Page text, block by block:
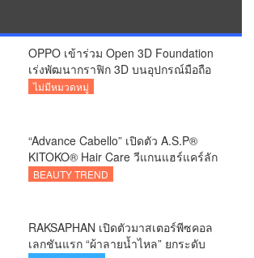
OPPO เข้าร่วม Open 3D Foundation
เร่งพัฒนากราฟิก 3D บนอุปกรณ์มือถือ
ไม่มีหมวดหมู่
“Advance Cabello” เปิดตัว A.S.P®
KITOKO® Hair Care วีแกนแฮร์แคร์ลัก
ชัวรีจากอังกฤษ ยกระดับการดูแลเส้นผม
BEAUTY TREND
RAKSAPHAN เปิดตัวมาสเตอร์พีซคอล
เลกชันแรก “ผ้าลายน้ำไหล” ยกระดับ